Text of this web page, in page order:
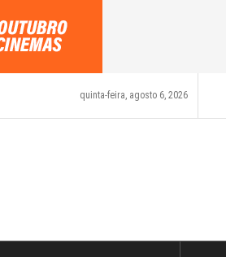
quinta-feira, agosto 6, 2026